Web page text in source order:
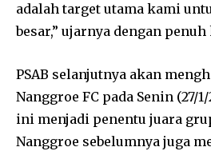
adalah target utama kami
besar,” ujarnya dengan
PSAB selanjutnya akan
Nanggroe FC pada Senin (27/
ini menjadi penentu juara
Nanggroe sebelumnya juga